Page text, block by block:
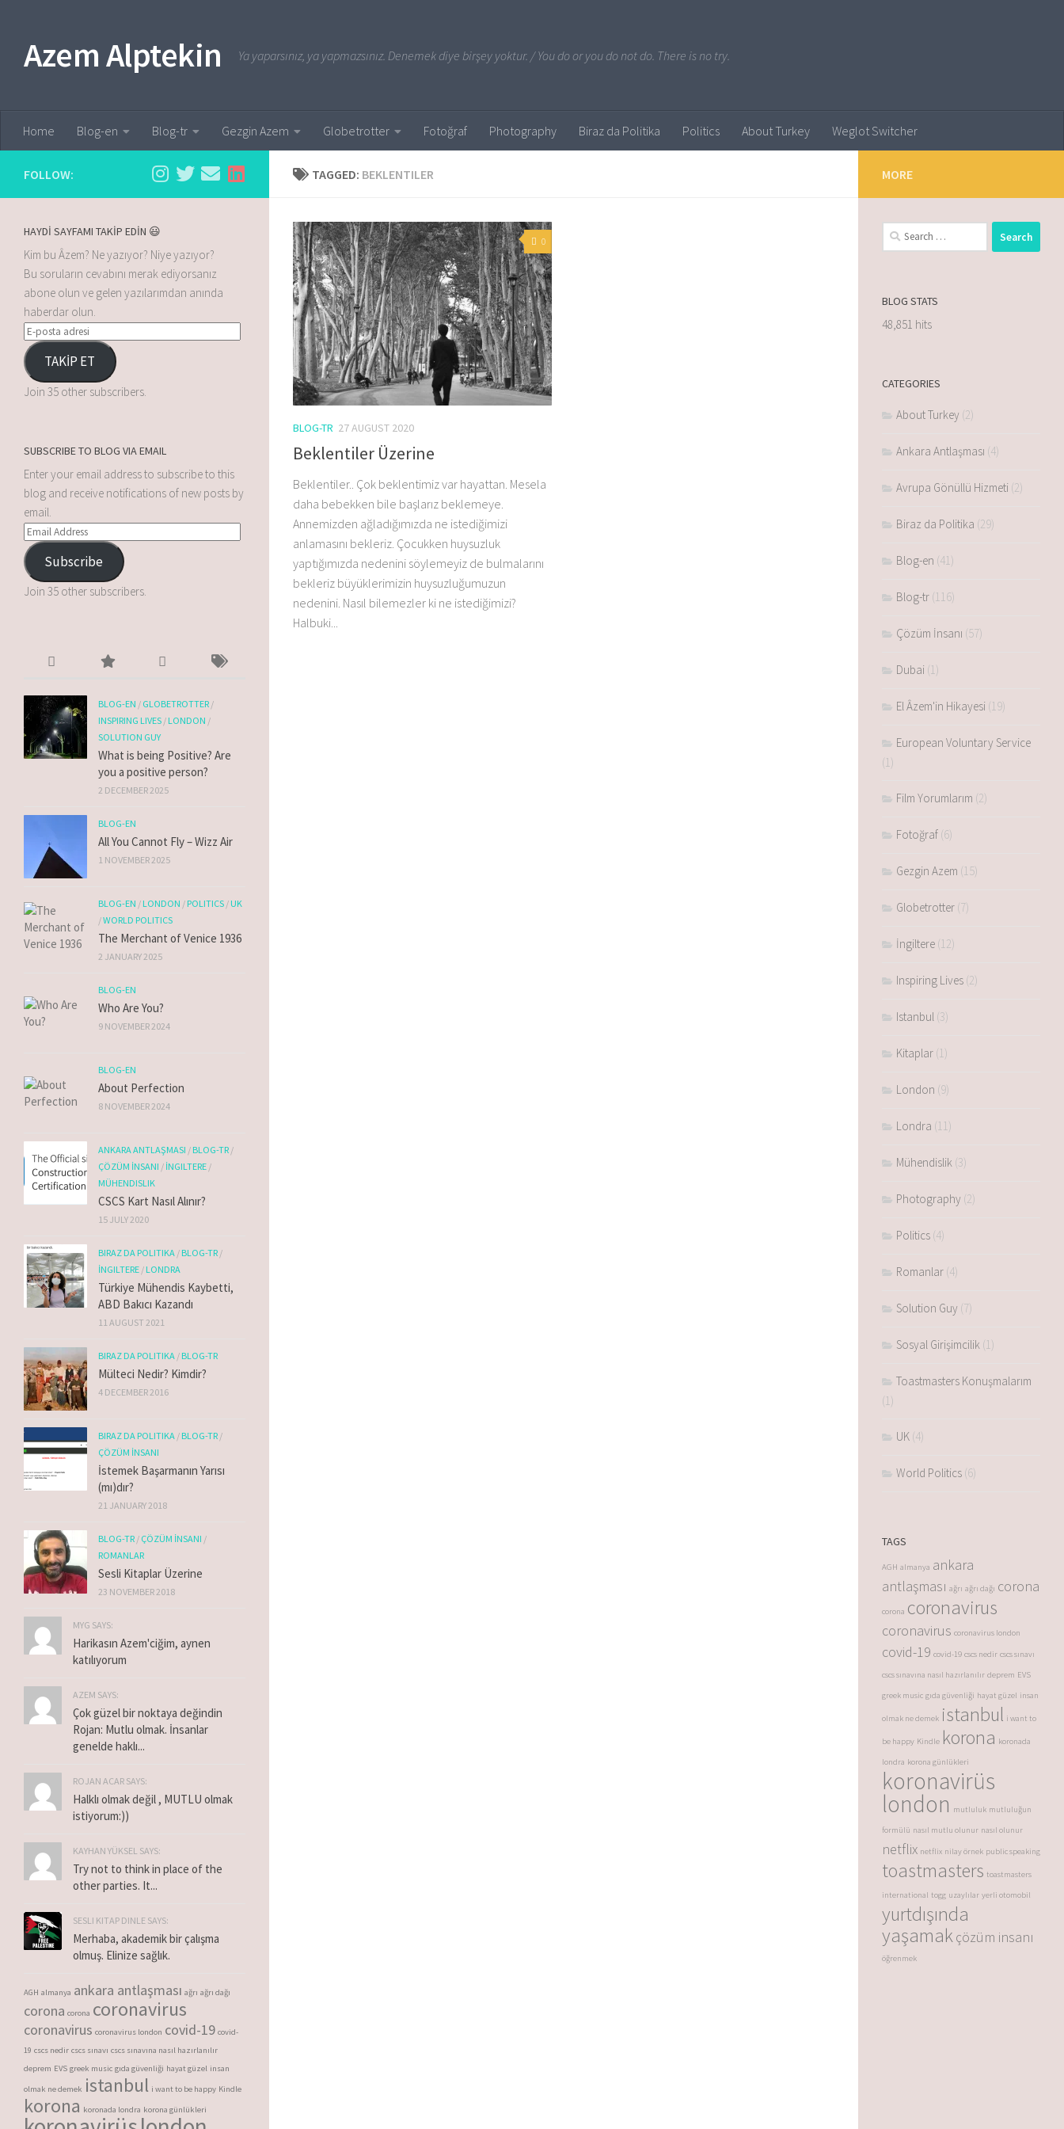
Azem Alptekin Ya yaparsınız, ya yapmazsınız. Denemek diye birşey yoktur. / You do or you do not do. There is no try.
Home Blog-en Blog-tr Gezgin Azem Globetrotter Fotoğraf Photography Biraz da Politika Politics About Turkey Weglot Switcher
TAGGED: BEKLENTILER
0
BLOG-TR 27 AUGUST 2020
Beklentiler Üzerine
Beklentiler.. Çok beklentimiz var hayattan. Mesela
daha bebekken bile başlarız beklemeye.
Annemizden ağladığımızda ne istediğimizi
anlamasını bekleriz. Çocukken huysuzluk
yaptığımızda nedenini söylemeyiz de bulmalarını
bekleriz büyüklerimizin huysuzluğumuzun
nedenini. Nasıl bilemezler ki ne istediğimizi?
Halbuki...
FOLLOW:
HAYDİ SAYFAMI TAKİP EDİN 😃
Kim bu Âzem? Ne yazıyor? Niye yazıyor?
Bu soruların cevabını merak ediyorsanız
abone olun ve gelen yazılarımdan anında
haberdar olun.
TAKİP ET
Join 35 other subscribers.
SUBSCRIBE TO BLOG VIA EMAIL
Enter your email address to subscribe to this
blog and receive notifications of new posts by
email.
Subscribe
Join 35 other subscribers.
BLOG-EN / GLOBETROTTER /
INSPIRING LIVES /LONDON /
SOLUTION GUY
What is being Positive? Are
you a positive person?
2 DECEMBER 2025
BLOG-EN
All You Cannot Fly – Wizz Air
1 NOVEMBER 2025
BLOG-EN /LONDON /POLITICS /UK
/WORLD POLITICS
The Merchant of Venice 1936
2 JANUARY 2025
BLOG-EN
Who Are You?
9 NOVEMBER 2024
BLOG-EN
About Perfection
8 NOVEMBER 2024
ANKARA ANTLAŞMASI /BLOG-TR /
ÇÖZÜM İNSANI / İNGILTERE /
MÜHENDISLIK
CSCS Kart Nasıl Alınır?
15 JULY 2020
BIRAZ DA POLITIKA /BLOG-TR /
İNGILTERE /LONDRA
Türkiye Mühendis Kaybetti,
ABD Bakıcı Kazandı
11 AUGUST 2021
BIRAZ DA POLITIKA /BLOG-TR
Mülteci Nedir? Kimdir?
4 DECEMBER 2016
BIRAZ DA POLITIKA /BLOG-TR /
ÇÖZÜM İNSANI
İstemek Başarmanın Yarısı
(mı)dır?
21 JANUARY 2018
BLOG-TR / ÇÖZÜM İNSANI /
ROMANLAR
Sesli Kitaplar Üzerine
23 NOVEMBER 2018
MYG SAYS:
Harikasın Azem'ciğim, aynen
katılıyorum
AZEM SAYS:
Çok güzel bir noktaya değindin
Rojan: Mutlu olmak. İnsanlar
genelde haklı...
ROJAN ACAR SAYS:
Halklı olmak değil , MUTLU olmak
istiyorum:))
KAYHAN YÜKSEL SAYS:
Try not to think in place of the
other parties. It...
SESLI KITAP DINLE SAYS:
Merhaba, akademik bir çalışma
olmuş. Elinize sağlık.
AGH almanya ankara antlaşması ağrı ağrı dağı
corona corona coronavirus
coronavirus coronavirus london covid-19 covid-
19 cscs nedir cscs sınavı cscs sınavına nasıl hazırlanılır
deprem EVS greek music gıda güvenliği hayat güzel insan
olmak ne demek istanbul i want to be happy Kindle
korona koronada londra korona günlükleri
MORE
BLOG STATS
48,851 hits
CATEGORIES
About Turkey (2)
Ankara Antlaşması (4)
Avrupa Gönüllü Hizmeti (2)
Biraz da Politika (29)
Blog-en (41)
Blog-tr (116)
Çözüm İnsanı (57)
Dubai (1)
El Âzem'in Hikayesi (19)
European Voluntary Service
(1)
Film Yorumlarım (2)
Fotoğraf (6)
Gezgin Azem (15)
Globetrotter (7)
İngiltere (12)
Inspiring Lives (2)
Istanbul (3)
Kitaplar (1)
London (9)
Londra (11)
Mühendislik (3)
Photography (2)
Politics (4)
Romanlar (4)
Solution Guy (7)
Sosyal Girişimcilik (1)
Toastmasters Konuşmalarım
(1)
UK (4)
World Politics (6)
TAGS
AGH almanya ankara
antlaşması ağrı ağrı dağı corona
corona coronavirus
coronavirus coronavirus london
covid-19 covid-19 cscs nedir cscs sınavı
cscs sınavına nasıl hazırlanılır deprem EVS
greek music gıda güvenliği hayat güzel insan
olmak ne demek istanbul i want to
be happy Kindle korona koronada
londra korona günlükleri
koronavirüs
london mutluluk mutluluğun
formülü nasıl mutlu olunur nasıl olunur
netflix netflix nilay örnek public speaking
toastmasters toastmasters
international togg uzaylılar yerli otomobil
yurtdışında
yaşamakçözüm insanı
öğrenmek